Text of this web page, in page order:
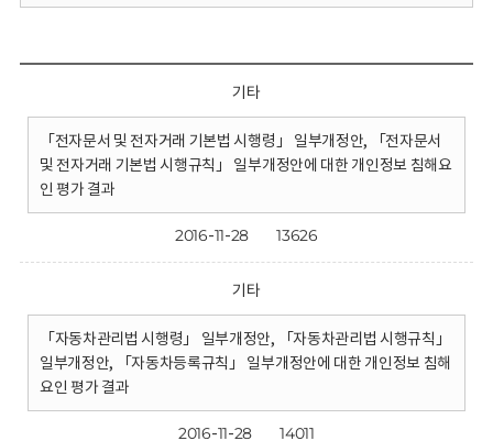
기타
「전자문서 및 전자거래 기본법 시행령」 일부개정안, 「전자문서
및 전자거래 기본법 시행규칙」 일부개정안에 대한 개인정보 침해요
인 평가 결과
2016-11-28 13626
기타
「자동차관리법 시행령」 일부개정안, 「자동차관리법 시행규칙」
일부개정안, 「자동차등록규칙」 일부개정안에 대한 개인정보 침해
요인 평가 결과
2016-11-28 14011